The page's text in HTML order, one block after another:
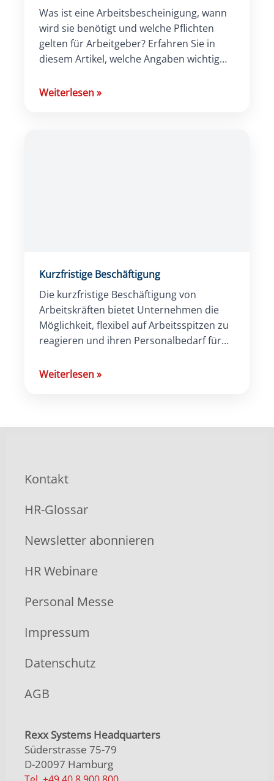
Was ist eine Arbeitsbescheinigung, wann
wird sie benötigt und welche Pflichten
gelten für Arbeitgeber? Erfahren Sie in
diesem Artikel, welche Angaben wichtig
gestaltet.
Weiterlesen»
Kurzfristige Beschäftigung
Die kurzfristige Beschäftigung von
Arbeitskräften bietet Unternehmen die
Möglichkeit, flexibel auf Arbeitsspitzen zu
reagieren und ihren Personalbedarf für
Für die rechtssichere Anstellung der
Weiterlesen»
Kontakt
HR-Glossar
Newsletter abonnieren
HR Webinare
Personal Messe
Impressum
Datenschutz
AGB
Rexx Systems Headquarters
Süderstrasse 75-79
D-20097 Hamburg